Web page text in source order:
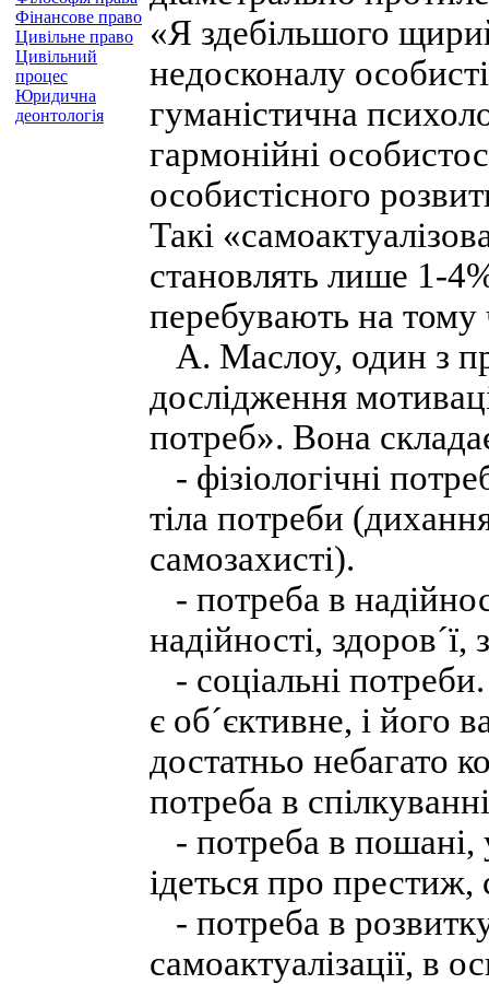
Фінансове право
Цивільне право
Цивільний
процес
Юридична
деонтологія
«Я здебільшого
недосконалу
гуманістична
гармонійні
особистісного
Такі
становлять лише 1-
перебувають на
А. Маслоу, один з
дослідження
потреб». Вона
- фізіологічні
тіла потреби
самозахисті).
- потреба в
надійності,
- соціальні
є об´єктивне, і його
достатньо небагато
потреба в
- потреба в пошані,
ідеться про престиж,
- потреба в
самоактуалізації, в